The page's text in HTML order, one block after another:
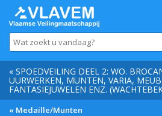
« SPOEDVEILING DEEL 2: WO.
UURWERKEN, MUNTEN, VARIA,
FANTASIEJUWELEN ENZ.
« Medaille/Munten